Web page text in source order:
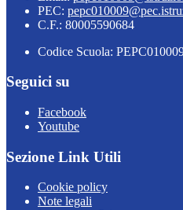
PEC:
C.F.: 80005590684
Codice Scuola:
Seguici su
Facebook
Youtube
Sezione Link Utili
Cookie policy
Note legali